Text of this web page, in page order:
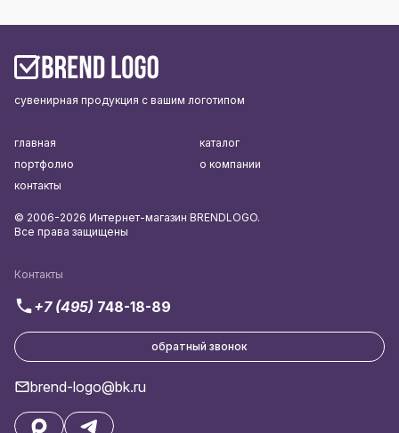
сувенирная продукция с вашим логотипом
Контакты
+7 (495) 748-18-89
обратный звонок
brend-logo@bk.ru
главная
каталог
портфолио
о компании
контакты
© 2006-2026 Интернет-магазин BRENDLOGO.
Все права защищены